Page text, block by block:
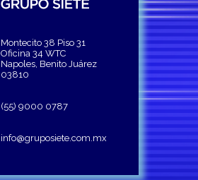
Montecito 38 Piso 31
Oficina 34 WTC
Napoles, Benito Juárez
03810
(55) 9000 0787
info@gruposiete.com.mx